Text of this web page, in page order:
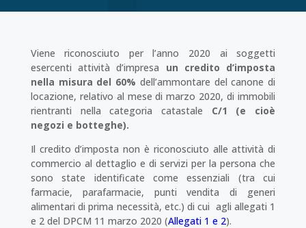
Viene riconosciuto per l’anno 2020 ai soggetti
esercenti attività d’impresa un credito d’imposta
nella misura del 60% dell’ammontare del canone di
locazione, relativo al mese di marzo 2020, di immobili
rientranti nella categoria catastale C/1 (e cioè
negozi e botteghe).
Il credito d’imposta non è riconosciuto alle attività di
commercio al dettaglio e di servizi per la persona che
sono state identificate come essenziali (tra cui
farmacie, parafarmacie, punti vendita di generi
alimentari di prima necessità, etc.) di cui agli allegati 1
e 2 del DPCM 11 marzo 2020 (Allegati 1 e 2).